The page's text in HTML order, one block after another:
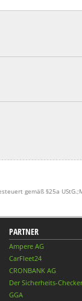
gemäß §25a
PARTNER
Ampere AG
CarFleet24
CRONBANK AG
Der Sicherheits-Checker
GGA